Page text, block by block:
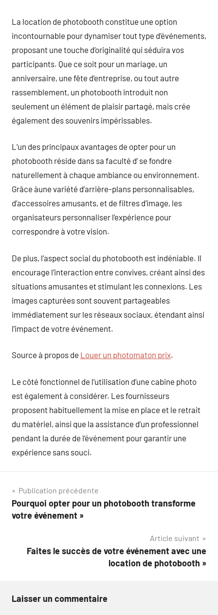
La location de photobooth constitue une option
incontournable pour dynamiser tout type d’événements,
proposant une touche d’originalité qui séduira vos
participants. Que ce soit pour un mariage, un
anniversaire, une fête d’entreprise, ou tout autre
rassemblement, un photobooth introduit non
seulement un élément de plaisir partagé, mais crée
également des souvenirs impérissables.
L’un des principaux avantages de opter pour un
photobooth réside dans sa faculté d’ se fondre
naturellement à chaque ambiance ou environnement.
Grâce àune variété d’arrière-plans personnalisables,
d’accessoires amusants, et de filtres d’image, les
organisateurs personnaliser l’expérience pour
correspondre à votre vision.
De plus, l’aspect social du photobooth est indéniable. Il
encourage l’interaction entre convives, créant ainsi des
situations amusantes et stimulant les connexions. Les
images capturées sont souvent partageables
immédiatement sur les réseaux sociaux, étendant ainsi
l’impact de votre événement.
Source à propos de Louer un photomaton prix.
Le côté fonctionnel de l’utilisation d’une cabine photo
est également à considérer. Les fournisseurs
proposent habituellement la mise en place et le retrait
du matériel, ainsi que la assistance d’un professionnel
pendant la durée de l’événement pour garantir une
expérience sans souci.
Navigation
de
Publication précédente
Pourquoi opter pour un photobooth transforme
votre événement »
Article suivant
Faites le succès de votre événement avec une
location de photobooth »
Laisser un commentaire